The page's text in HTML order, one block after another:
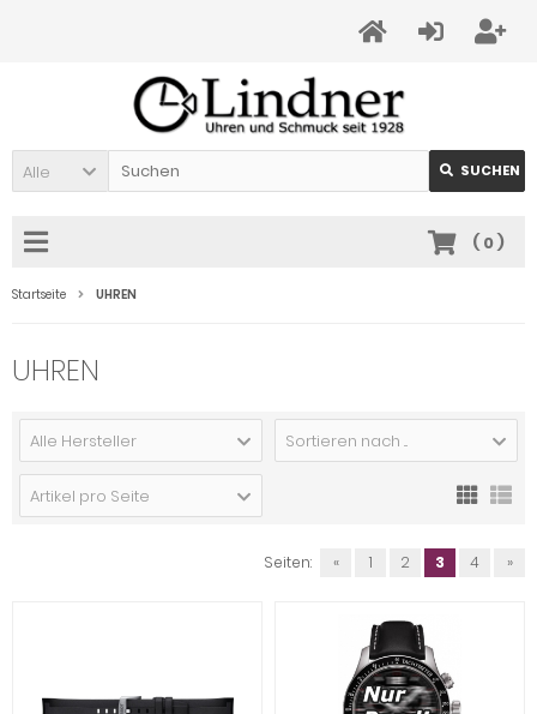
Alle SUCHEN
( 0)
Startseite UHREN
UHREN
Alle Hersteller Sortieren nach ...
Artikel pro Seite
Seiten: « 1 2 3 4 »